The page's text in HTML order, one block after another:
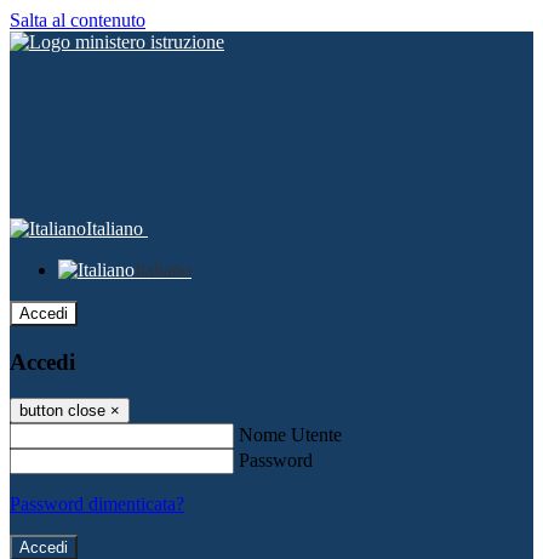
Salta al contenuto
Italiano
Italiano
Accedi
Accedi
button close ×
Nome Utente
Password
Password dimenticata?